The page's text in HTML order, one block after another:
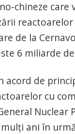
chineze care
reactoarelor
de la
6 miliarde
acord de
cu
Nuclear
ani în